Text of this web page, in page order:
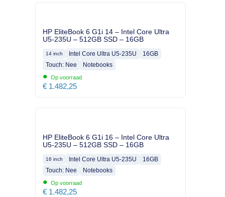
HP EliteBook 6 G1i 14 – Intel Core Ultra
U5-235U – 512GB SSD – 16GB
14 inch Intel Core Ultra U5-235U
16GB
Touch: Nee
Notebooks
• Op voorraad
€ 1.482,25
HP EliteBook 6 G1i 16 – Intel Core Ultra
U5-235U – 512GB SSD – 16GB
16 inch Intel Core Ultra U5-235U
16GB
Touch: Nee
Notebooks
• Op voorraad
€ 1.482,25